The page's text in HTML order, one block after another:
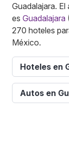
Guadalajara.
es Guadalajara
270 hoteles
México.
Hoteles en
Autos en